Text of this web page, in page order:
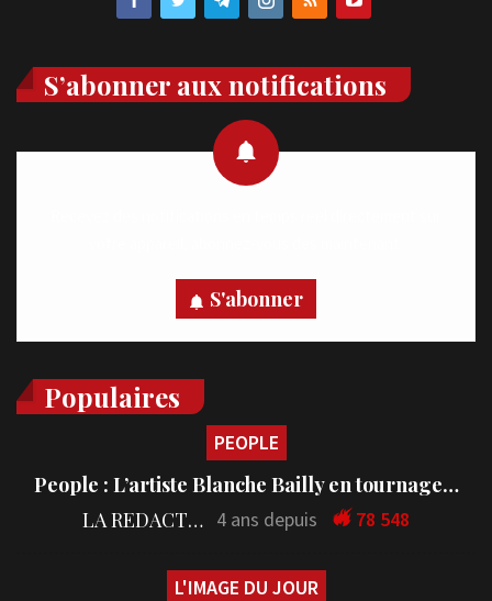
S’abonner aux notifications
S'abonner
Populaires
PEOPLE
People : L’artiste Blanche Bailly en tournage…
LA REDACTION 4 ans depuis 78 548
L'IMAGE DU JOUR